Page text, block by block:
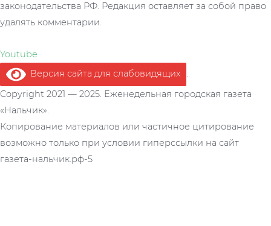
законодательства РФ. Редакция оставляет за собой право
удалять комментарии.
Youtube
Версия сайта для слабовидящих
.
Copyright 2021 — 2025. Еженедельная городская газета
«Нальчик».
Копирование материалов или частичное цитирование
возможно только при условии гиперссылки на сайт
газета-нальчик.рф-5